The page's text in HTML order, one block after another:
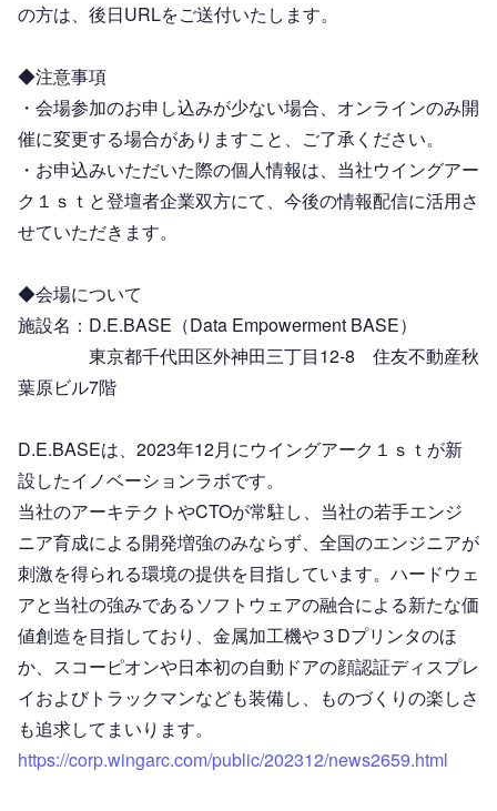
の方は、後日URLをご送付いたします。
◆注意事項
・会場参加のお申し込みが少ない場合、オンラインのみ開
催に変更する場合がありますこと、ご了承ください。
・お申込みいただいた際の個人情報は、当社ウイングアー
ク１ｓｔと登壇者企業双方にて、今後の情報配信に活用さ
せていただきます。
◆会場について
施設名：D.E.BASE（Data Empowerment BASE）
東京都千代田区外神田三丁目12-8　住友不動産秋
葉原ビル7階
D.E.BASEは、2023年12月にウイングアーク１ｓｔが新
設したイノベーションラボです。
当社のアーキテクトやCTOが常駐し、当社の若手エンジ
ニア育成による開発増強のみならず、全国のエンジニアが
刺激を得られる環境の提供を目指しています。ハードウェ
アと当社の強みであるソフトウェアの融合による新たな価
値創造を目指しており、金属加工機や３Dプリンタのほ
か、スコーピオンや日本初の自動ドアの顔認証ディスプレ
イおよびトラックマンなども装備し、ものづくりの楽しさ
も追求してまいります。
https://corp.wingarc.com/public/202312/news2659.html